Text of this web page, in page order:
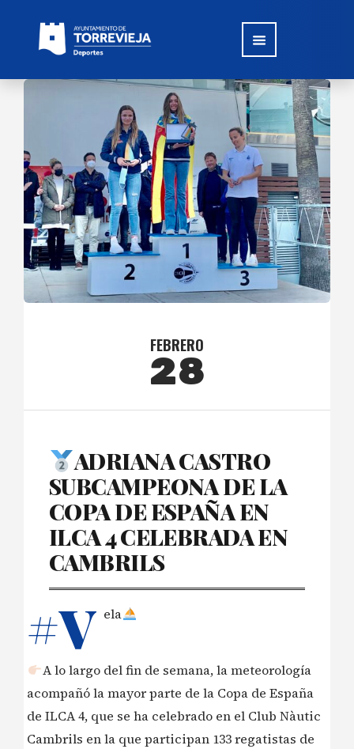
FEBRERO
28
ADRIANA CASTRO
SUBCAMPEONA DE LA
COPA DE ESPAÑA EN
ILCA 4 CELEBRADA EN
CAMBRILS
#V ela
A lo largo del fin de semana, la meteorología
acompañó la mayor parte de la Copa de España
de ILCA 4, que se ha celebrado en el Club Nàutic
Cambrils en la que participan 133 regatistas de